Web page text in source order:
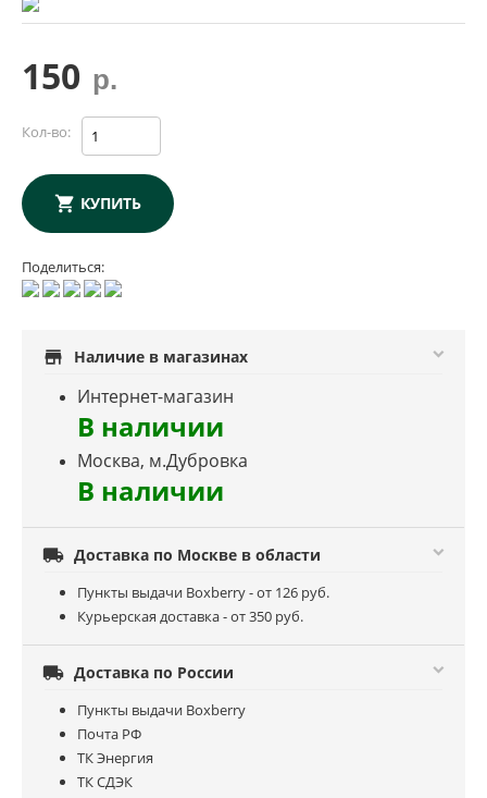
150 р.
Кол-во:
КУПИТЬ
Поделиться:
store Наличие в магазинах
Интернет-магазин
В наличии
Москва, м.Дубровка
В наличии
 Доставка по Москве в области
Пункты выдачи Boxberry - от 126 руб.
Курьерская доставка - от 350 руб.
 Доставка по России
Пункты выдачи Boxberry
Почта РФ
ТК Энергия
ТК СДЭК